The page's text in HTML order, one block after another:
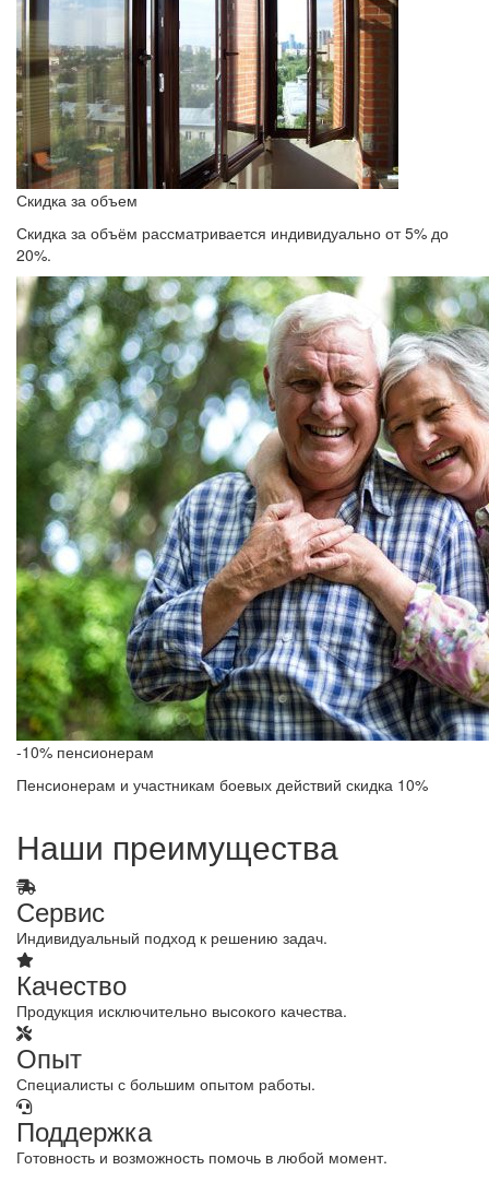
Скидка за объем
Скидка за объём рассматривается индивидуально от 5% до
20%.
-10% пенсионерам
Пенсионерам и участникам боевых действий скидка 10%
Наши преимущества
Сервис
Индивидуальный подход к решению задач.
Качество
Продукция исключительно высокого качества.
Опыт
Специалисты с большим опытом работы.
Поддержка
Готовность и возможность помочь в любой момент.